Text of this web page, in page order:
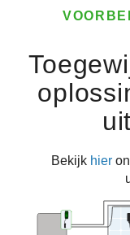
Bekijk hier